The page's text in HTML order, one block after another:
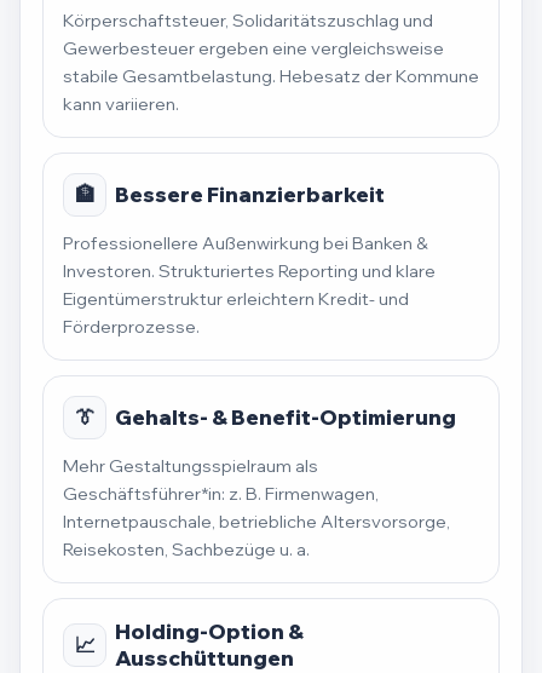
Körperschaftsteuer, Solidaritätszuschlag und
Gewerbesteuer ergeben eine vergleichsweise
stabile Gesamtbelastung. Hebesatz der Kommune
kann variieren.
🏦 Bessere Finanzierbarkeit
Professionellere Außenwirkung bei Banken &
Investoren. Strukturiertes Reporting und klare
Eigentümerstruktur erleichtern Kredit- und
Förderprozesse.
👔 Gehalts- & Benefit-Optimierung
Mehr Gestaltungsspielraum als
Geschäftsführer*in: z. B. Firmenwagen,
Internetpauschale, betriebliche Altersvorsorge,
Reisekosten, Sachbezüge u. a.
📈
Holding-Option &
Ausschüttungen